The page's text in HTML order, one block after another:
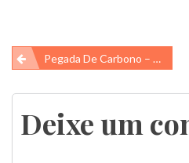
Navegação
de
Post
Pegada De Carbono – Carbon Footprint
Deixe um